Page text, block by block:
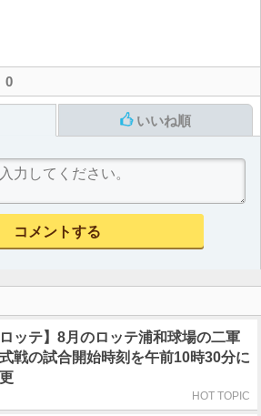
0
いいね順
ロッテ】8月のロッテ浦和球場の二軍
戦の試合開始時刻を午前10時30分に
HOT TOPIC